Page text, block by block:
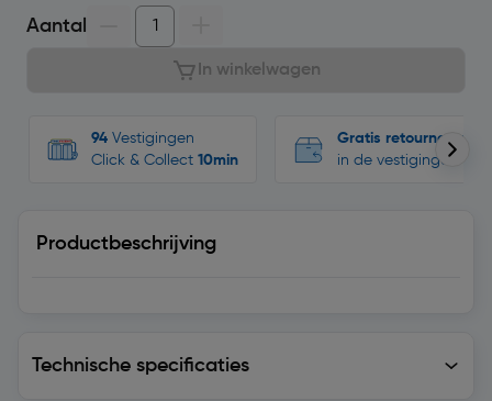
Aantal
In winkelwagen
94 Vestigingen
Click & Collect 10min
Gratis retourneren
in de vestigingen
Productbeschrijving
Technische specificaties